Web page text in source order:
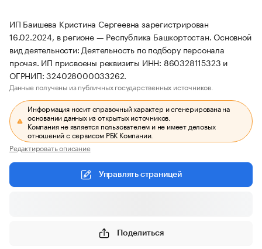
ИП Баишева Кристина Сергеевна зарегистрирован
16.02.2024, в регионе — Республика Башкортостан. Основной
вид деятельности: Деятельность по подбору персонала
прочая. ИП присвоены реквизиты ИНН: 860328115323 и
ОГРНИП: 324028000033262.
Данные получены из публичных государственных источников.
Информация носит справочный характер и сгенерирована на
основании данных из открытых источников.
Компания не является пользователем и не имеет деловых
отношений с сервисом РБК Компании.
Редактировать описание
Управлять страницей
Поделиться